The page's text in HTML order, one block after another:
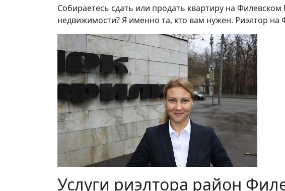
Собираетесь сдать или продать квартиру на
недвижимости? Я именно та, кто вам нужен. Риэлтор
Услуги риэлтора район